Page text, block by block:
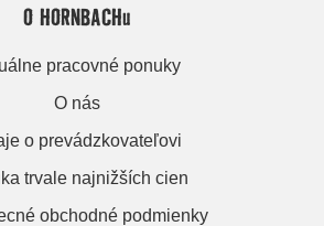
O HORNBACHu
pracovné ponuky
O nás
o prevádzkovateľovi
trvale najnižších cien
obchodné podmienky